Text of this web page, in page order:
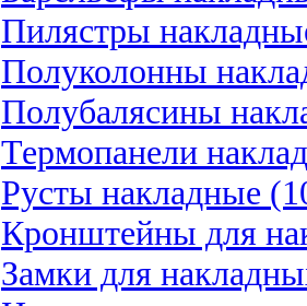
Пилястры
Полуколонны
Полубалясины
Термопанели
Русты накладные
Кронштейны для
Замки для